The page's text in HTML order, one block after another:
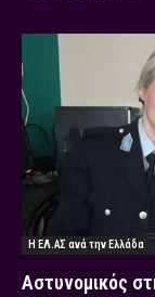
Η ΕΛ.ΑΣ ανά την Ελλάδα
Αστυνομικός